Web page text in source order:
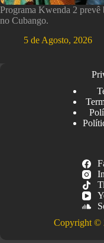
Programa Kwenda 2
no Cubango.
5 de Agosto, 2026
Copyright ©